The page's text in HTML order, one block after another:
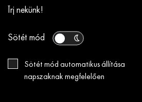
Írj nekünk!
Sötét mód
Sötét mód automatikus állítása
napszaknak megfelelően